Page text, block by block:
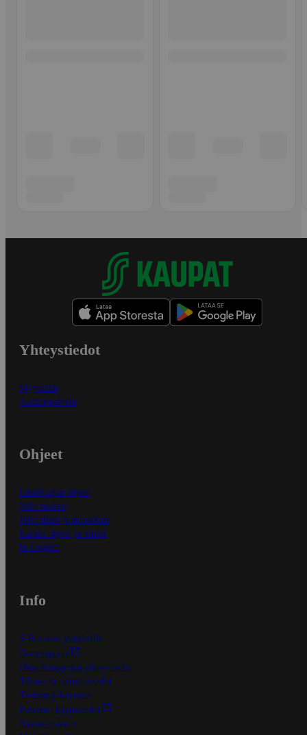
Yhteystiedot
Myymälät
Asiakaspalvelu
Ohjeet
Ensitilaajan ohjeet
Näin maksat
Näin tilaat ja muokkaat
Kaikki ohjeet ja vinkit
In English
Info
S-Business yrityksille
Oiva-raportit
Osuuskauppojen yhteystiedot
Tilaus- ja toimitusehdot
Tietosuojakäytäntö
Palvelun käyttöehdot
Saavutettavuus